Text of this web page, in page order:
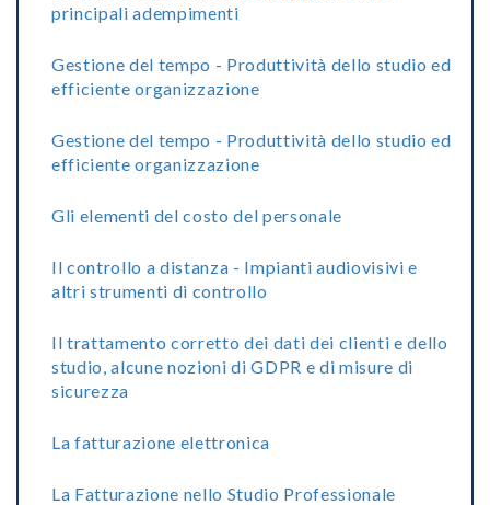
principali adempimenti
Gestione del tempo - Produttività dello studio ed
efficiente organizzazione
Gestione del tempo - Produttività dello studio ed
efficiente organizzazione
Gli elementi del costo del personale
Il controllo a distanza - Impianti audiovisivi e
altri strumenti di controllo
Il trattamento corretto dei dati dei clienti e dello
studio, alcune nozioni di GDPR e di misure di
sicurezza
La fatturazione elettronica
La Fatturazione nello Studio Professionale